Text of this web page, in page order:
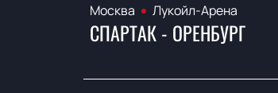
Москва Лукойл-Арена
СПАРТАК - ОРЕНБУРГ